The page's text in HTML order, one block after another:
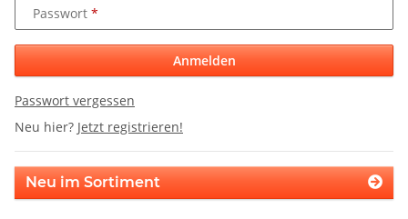
Passwort
Anmelden
Passwort vergessen
Neu hier? Jetzt registrieren!
Neu im Sortiment